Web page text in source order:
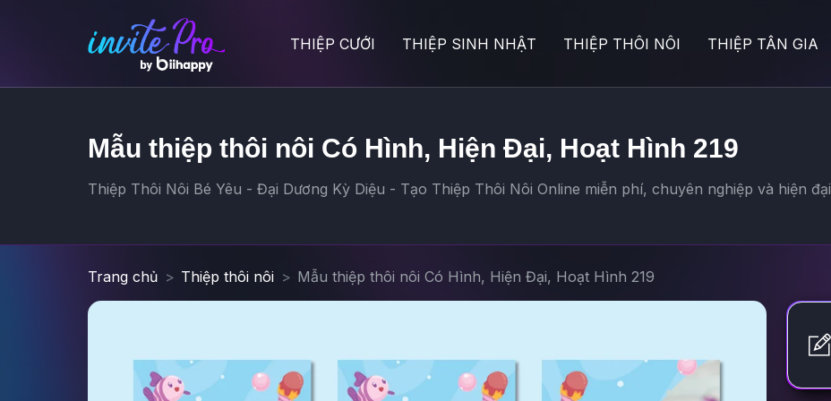
THIỆP CƯỚI THIỆP SINH NHẬT THIỆP THÔI NÔI THIỆP TÂN GIA
Mẫu thiệp thôi nôi Có Hình, Hiện Đại, Hoạt Hình 219
Thiệp Thôi Nôi Bé Yêu - Đại Dương Kỳ Diệu - Tạo Thiệp Thôi Nôi Online miễn phí, chuyên nghiệp và hiện đại
Trang chủ Thiệp thôi nôi Mẫu thiệp thôi nôi Có Hình, Hiện Đại, Hoạt Hình 219